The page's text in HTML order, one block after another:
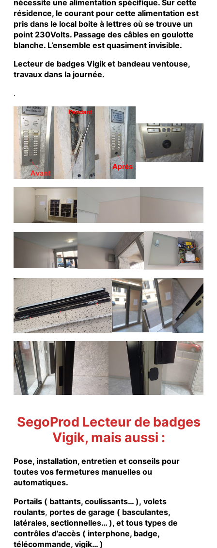
nécessite une alimentation spécifique. Sur cette
résidence, le courant pour cette alimentation est
pris dans le local boite à lettres où se trouve un
point 230Volts. Passage des câbles en goulotte
blanche. L’ensemble est quasiment invisible.
Lecteur de badges Vigik et bandeau ventouse,
travaux dans la journée.
.
SegoProd Lecteur de badges
Vigik, mais aussi :
Pose, installation, entretien et conseils pour
toutes vos fermetures manuelles ou
automatiques.
Portails ( battants, coulissants… ), volets
roulants, portes de garage ( basculantes,
latérales, sectionnelles… ), et tous types de
contrôles d’accès ( interphone, badge,
télécommande, vigik… )